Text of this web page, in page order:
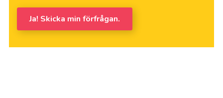
Ja! Skicka min förfrågan.